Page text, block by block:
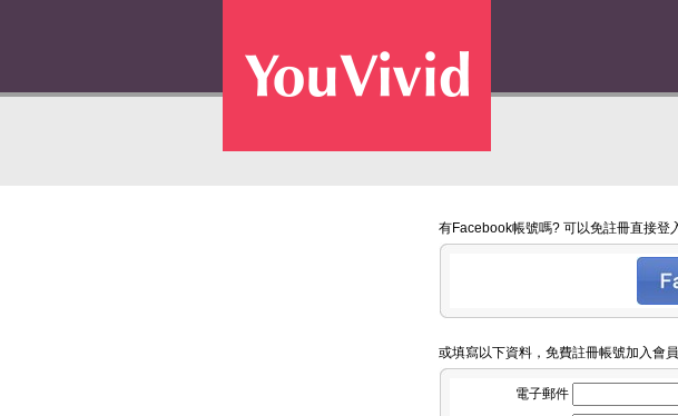
有Facebook帳號嗎? 可以免註冊直接登
或填寫以下資料，免費註冊帳號加入會員
電子郵件